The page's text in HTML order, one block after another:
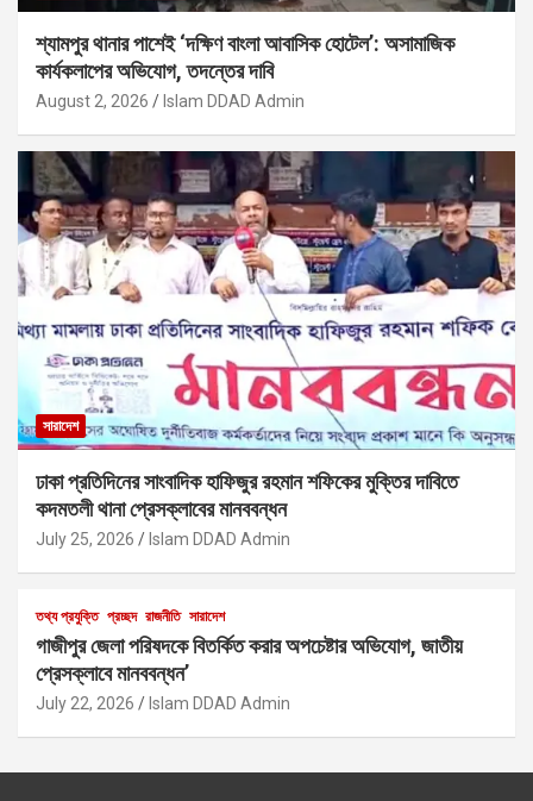
শ্যামপুর থানার পাশেই ‘দক্ষিণ বাংলা আবাসিক হোটেল’: অসামাজিক
কার্যকলাপের অভিযোগ, তদন্তের দাবি
August 2, 2026 Islam DDAD Admin
সারাদেশ
ঢাকা প্রতিদিনের সাংবাদিক হাফিজুর রহমান শফিকের মুক্তির দাবিতে
কদমতলী থানা প্রেসক্লাবের মানববন্ধন
July 25, 2026 Islam DDAD Admin
তথ্য প্রযুক্তি প্রচ্ছদ রাজনীতি সারাদেশ
গাজীপুর জেলা পরিষদকে বিতর্কিত করার অপচেষ্টার অভিযোগ, জাতীয়
প্রেসক্লাবে মানববন্ধন’
July 22, 2026 Islam DDAD Admin